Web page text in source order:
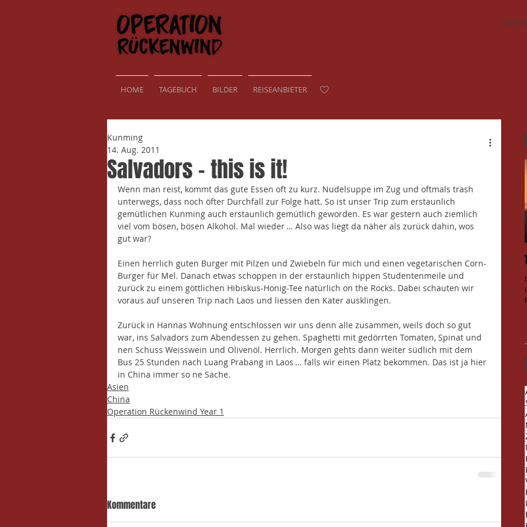
HOME TAGEBUCH BILDER REISEANBIETER
DER
Salvadors – this is it!
Kunming
14. Aug. 2011
Wenn man reist, kommt das gute Essen oft zu kurz. Nudelsuppe im Zug und oftmals trash
unterwegs, dass noch öfter Durchfall zur Folge hatt. So ist unser Trip zum erstaunlich
gemütlichen Kunming auch erstaunlich gemütlich geworden. Es war gestern auch ziemlich
viel vom bösen, bösen Alkohol. Mal wieder … Also was liegt da näher als zurück dahin, wos
gut war?
Einen herrlich guten Burger mit Pilzen und Zwiebeln für mich und einen vegetarischen Corn-
Burger für Mel. Danach etwas schoppen in der erstaunlich hippen Studentenmeile und
zurück zu einem göttlichen Hibiskus-Honig-Tee natürlich on the Rocks. Dabei schauten wir
voraus auf unseren Trip nach Laos und liessen den Kater ausklingen.
Zurück in Hannas Wohnung entschlossen wir uns denn alle zusammen, weils doch so gut
war, ins Salvadors zum Abendessen zu gehen. Spaghetti mit gedörrten Tomaten, Spinat und
nen Schuss Weisswein und Olivenöl. Herrlich. Morgen gehts dann weiter südlich mit dem
Bus 25 Stunden nach Luang Prabang in Laos … falls wir einen Platz bekommen. Das ist ja hier
in China immer so ne Sache.
Asien
China
Operation Rückenwind Year 1
Kommentare